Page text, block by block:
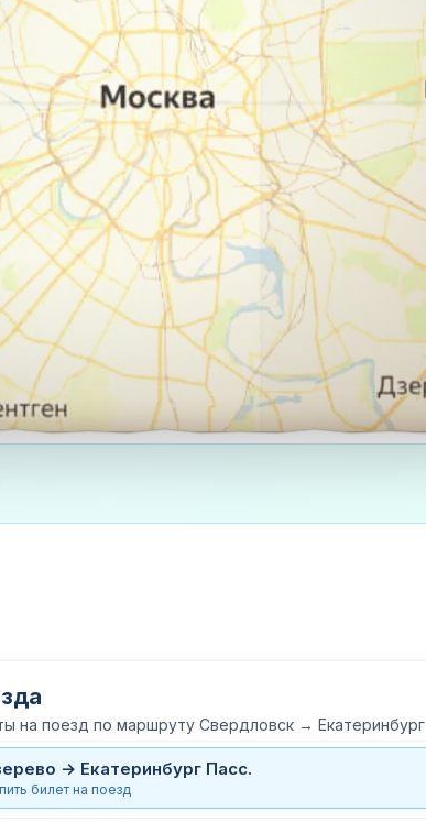
на поезд по маршруту Свердловск → Екатеринбург
→ Екатеринбург Пасс.
билет на поезд